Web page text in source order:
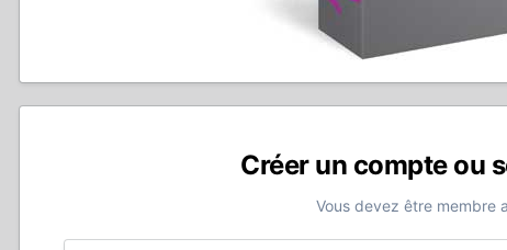
Créer un compte ou
Vous devez être membre